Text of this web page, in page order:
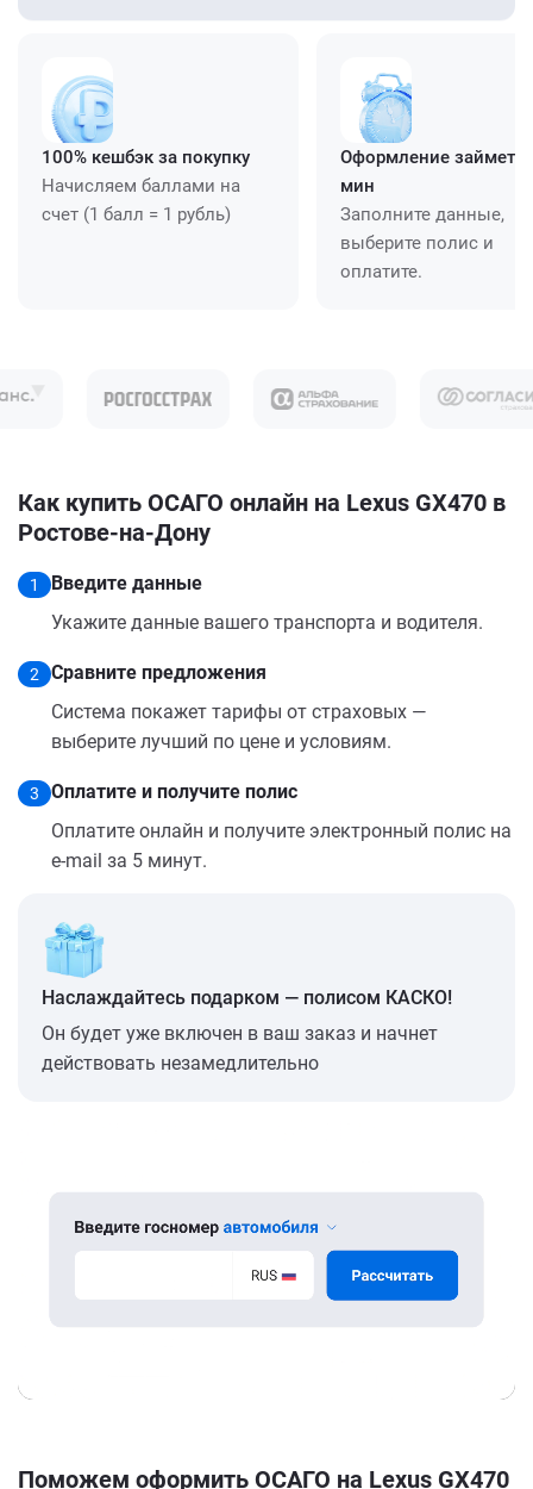
100% кешбэк за покупку
Начисляем баллами на
счет (1 балл = 1 рубль)
Оформление займет
мин
Заполните данные,
выберите полис и
оплатите.
Как купить ОСАГО онлайн на Lexus GX470 в
Ростове-на-Дону
1
Введите данные
Укажите данные вашего транспорта и водителя.
2
Сравните предложения
Система покажет тарифы от страховых —
выберите лучший по цене и условиям.
3
Оплатите и получите полис
Оплатите онлайн и получите электронный полис на
e-mail за 5 минут.
Наслаждайтесь подарком — полисом КАСКО!
Он будет уже включен в ваш заказ и начнет
действовать незамедлительно
Поможем оформить ОСАГО на Lexus GX470